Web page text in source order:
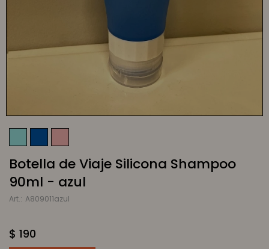
Botella de Viaje Silicona Shampoo
90ml - azul
A809011azul
$ 190